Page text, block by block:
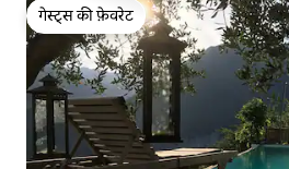
गेस्ट्स की फ़ेवरेट
गेस्ट्स की फ़ेवरेट